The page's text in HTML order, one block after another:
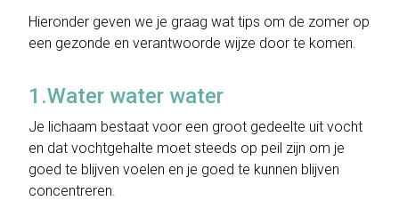
Hieronder geven we je graag wat tips om de zomer op
een gezonde en verantwoorde wijze door te komen.
1.Water water water
Je lichaam bestaat voor een groot gedeelte uit vocht
en dat vochtgehalte moet steeds op peil zijn om je
goed te blijven voelen en je goed te kunnen blijven
concentreren.